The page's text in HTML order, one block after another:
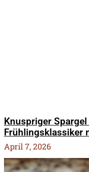
Knuspriger
Frühlingsklassiker
April 7, 2026